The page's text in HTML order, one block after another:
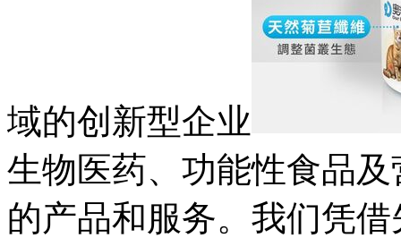
域的创新型企业
生物医药、功能性食品
的产品和服务。我们凭